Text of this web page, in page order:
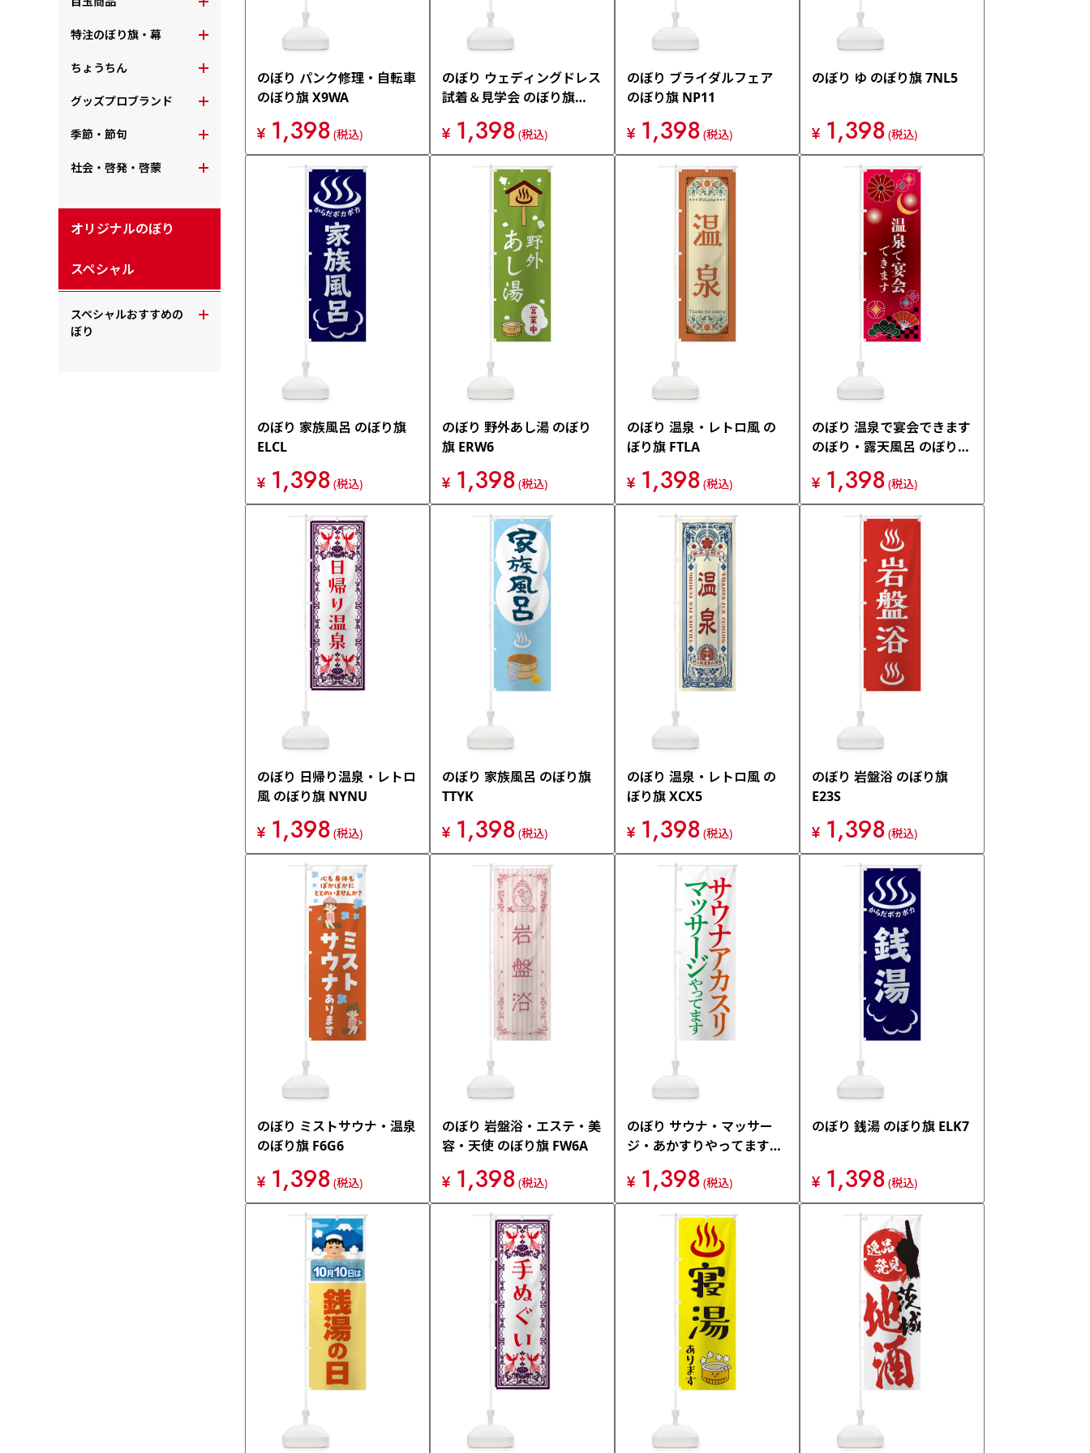
特注のぼり旗・幕
ちょうちん
グッズプロブランド
季節・節句
社会・啓発・啓蒙
オリジナルのぼり
スペシャル
スペシャルおすすめの
ぼり
のぼり パンク修理・自転車
のぼり旗 X9WA
¥ 1,398 (税込)
のぼり ウェディングドレス
試着＆見学会 のぼり旗
¥ 1,398 (税込)
のぼり ブライダルフェア
のぼり旗 NP11
¥ 1,398 (税込)
のぼり ゆ のぼり旗 7NL5
¥ 1,398 (税込)
のぼり 家族風呂 のぼり旗
ELCL
¥ 1,398 (税込)
のぼり 野外あし湯 のぼり
旗 ERW6
¥ 1,398 (税込)
のぼり 温泉・レトロ風 の
ぼり旗 FTLA
¥ 1,398 (税込)
のぼり 温泉で宴会できます
のぼり・露天風呂 のぼり旗
¥ 1,398 (税込)
のぼり 日帰り温泉・レトロ
風 のぼり旗 NYNU
¥ 1,398 (税込)
のぼり 家族風呂 のぼり旗
TTYK
¥ 1,398 (税込)
のぼり 温泉・レトロ風 の
ぼり旗 XCX5
¥ 1,398 (税込)
のぼり 岩盤浴 のぼり旗
E23S
¥ 1,398 (税込)
のぼり ミストサウナ・温泉
のぼり旗 F6G6
¥ 1,398 (税込)
のぼり 岩盤浴・エステ・美
容・天使 のぼり旗 FW6A
¥ 1,398 (税込)
のぼり サウナ・マッサー
ジ・あかすりやってます・
X4K0
¥ 1,398 (税込)
のぼり 銭湯 のぼり旗 ELK7
¥ 1,398 (税込)